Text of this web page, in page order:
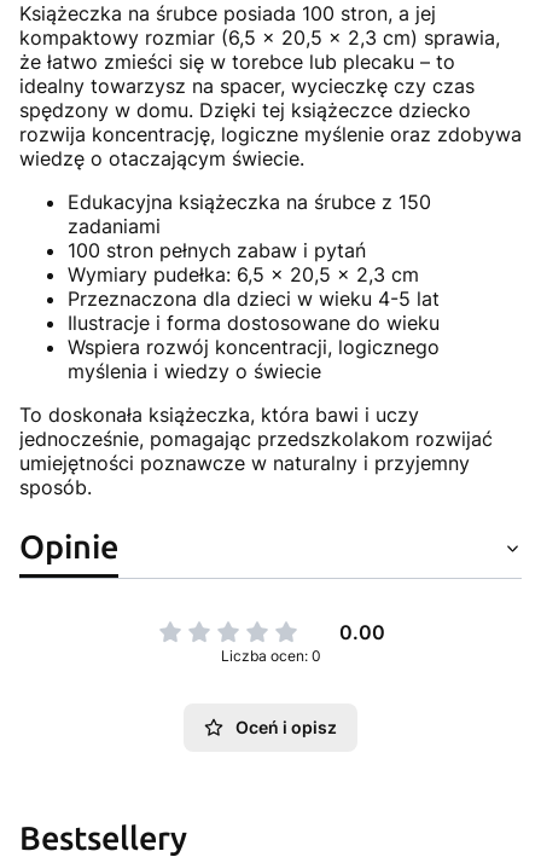
Książeczka na śrubce posiada 100 stron, a jej
kompaktowy rozmiar (6,5 x 20,5 x 2,3 cm) sprawia,
że łatwo zmieści się w torebce lub plecaku – to
idealny towarzysz na spacer, wycieczkę czy czas
spędzony w domu. Dzięki tej książeczce dziecko
rozwija koncentrację, logiczne myślenie oraz zdobywa
wiedzę o otaczającym świecie.
Edukacyjna książeczka na śrubce z 150
zadaniami
100 stron pełnych zabaw i pytań
Wymiary pudełka: 6,5 x 20,5 x 2,3 cm
Przeznaczona dla dzieci w wieku 4-5 lat
Ilustracje i forma dostosowane do wieku
Wspiera rozwój koncentracji, logicznego
myślenia i wiedzy o świecie
To doskonała książeczka, która bawi i uczy
jednocześnie, pomagając przedszkolakom rozwijać
umiejętności poznawcze w naturalny i przyjemny
sposób.
Opinie
0.00
Liczba ocen: 0
Oceń i opisz
Bestsellery